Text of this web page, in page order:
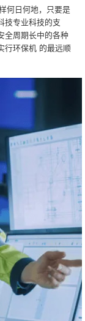
何日何地，只要是
技专业科技的支
全周期长中的各种
行环保机 的最远顺